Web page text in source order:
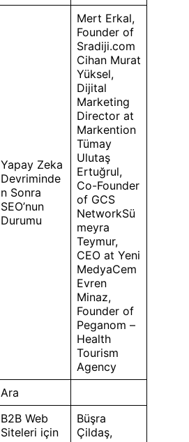
Yapay Zeka
Devriminde
n Sonra
SEO’nun
Durumu
Mert Erkal,
Founder of
Sradiji.com
Cihan Murat
Yüksel,
Dijital
Marketing
Director at
Markention
Tümay
Ulutaş
Ertuğrul,
Co-Founder
of GCS
NetworkSü
meyra
Teymur,
CEO at Yeni
MedyaCem
Evren
Minaz,
Founder of
Peganom –
Health
Tourism
Agency
Ara
B2B Web
Siteleri için
Büşra
Çildaş,